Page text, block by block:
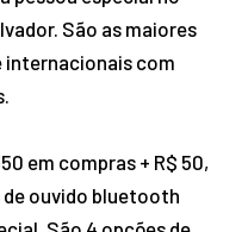
São as maiores
internacionais com
em compras + R$ 50,
ouvido bluetooth